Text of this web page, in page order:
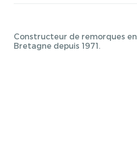
Constructeur de remorques en
Bretagne depuis 1971.